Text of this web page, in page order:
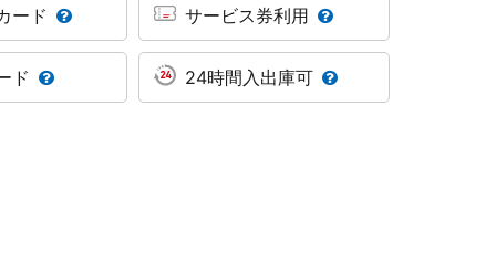
ード サービス券利用
ド 24時間入出庫可